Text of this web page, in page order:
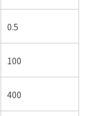
0.5
100
400